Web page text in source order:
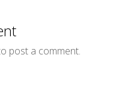
post a comment.